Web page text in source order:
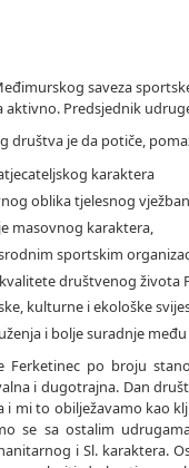
saveza
aktivno. Predsjednik
društva je da potiče,
karaktera
oblika tjelesnog
masovnog karaktera,
sportskim
društvenog života
kulturne i ekološke
i bolje suradnje
Ferketinec po broju
i dugotrajna. Dan
i mi to obilježavamo kao
se sa ostalim
i Sl. karaktera.